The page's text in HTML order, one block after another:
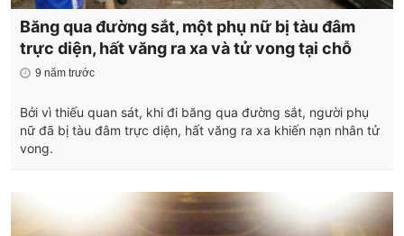
Băng qua đường sắt, một phụ nữ bị tàu đâm
trực diện, hất văng ra xa và tử vong tại chỗ
9 năm trước
Bởi vì thiếu quan sát, khi đi băng qua đường sắt, người phụ
nữ đã bị tàu đâm trực diện, hất văng ra xa khiến nạn nhân tử
vong.